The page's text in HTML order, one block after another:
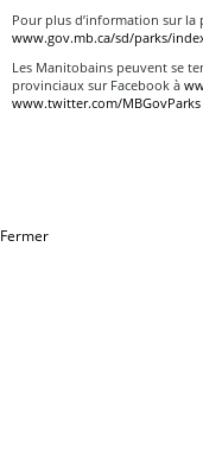
Pour plus d’information sur
www.gov.mb.ca/sd/parks/
Les Manitobains peuvent se
provinciaux sur Facebook à
www.twitter.com/MBGovParks
Fermer